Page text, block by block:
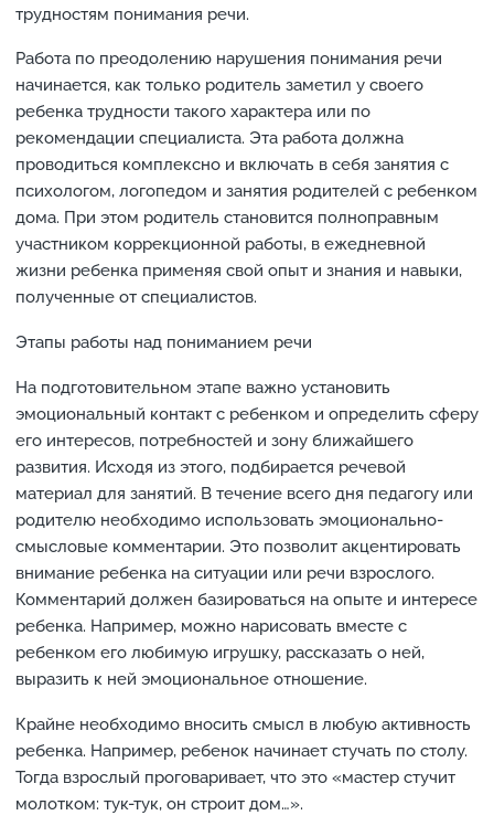
трудностям понимания речи.
Работа по преодолению нарушения понимания речи
начинается, как только родитель заметил у своего
ребенка трудности такого характера или по
рекомендации специалиста. Эта работа должна
проводиться комплексно и включать в себя занятия с
психологом, логопедом и занятия родителей с ребенком
дома. При этом родитель становится полноправным
участником коррекционной работы, в ежедневной
жизни ребенка применяя свой опыт и знания и навыки,
полученные от специалистов.
Этапы работы над пониманием речи
На подготовительном этапе важно установить
эмоциональный контакт с ребенком и определить сферу
его интересов, потребностей и зону ближайшего
развития. Исходя из этого, подбирается речевой
материал для занятий. В течение всего дня педагогу или
родителю необходимо использовать эмоционально-
смысловые комментарии. Это позволит акцентировать
внимание ребенка на ситуации или речи взрослого.
Комментарий должен базироваться на опыте и интересе
ребенка. Например, можно нарисовать вместе с
ребенком его любимую игрушку, рассказать о ней,
выразить к ней эмоциональное отношение.
Крайне необходимо вносить смысл в любую активность
ребенка. Например, ребенок начинает стучать по столу.
Тогда взрослый проговаривает, что это «мастер стучит
молотком: тук-тук, он строит дом…».